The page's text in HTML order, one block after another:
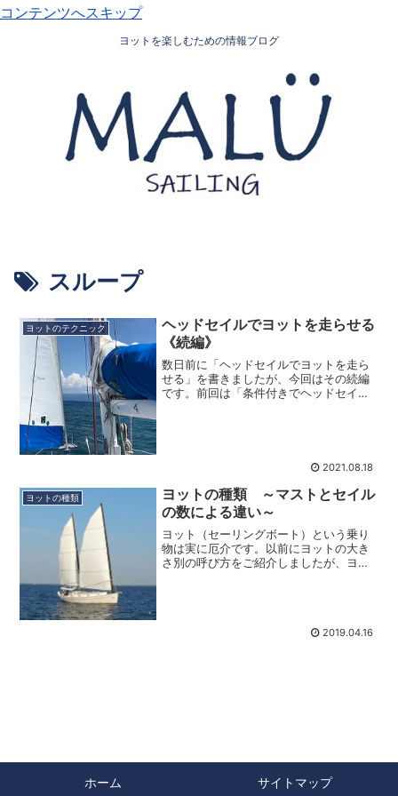
コンテンツへスキップ
ヨットを楽しむための情報ブログ
スループ
ヨットのテクニック
ヘッドセイルでヨットを走らせる
《続編》
数日前に「ヘッドセイルでヨットを走ら
せる」を書きましたが、今回はその続編
です。前回は「条件付きでヘッドセイル
2021.08.18
ヨットの種類
ヨットの種類 ～マストとセイル
の数による違い～
ヨット（セーリングボート）という乗り
物は実に厄介です。以前にヨットの大き
さ別の呼び方をご紹介しましたが、ヨッ
2019.04.16
ホーム サイトマップ